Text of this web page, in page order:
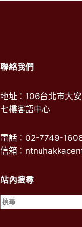
聯絡我們
地址：106台北市大
七樓客語中心
電話：02-7749-
信箱：
站內搜尋
搜